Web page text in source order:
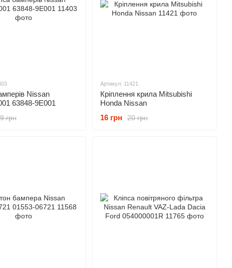
Nissan
63848-9E001
грн
Артикул: 11421
Кріплення крила Mitsubishi
Honda Nissan
20 грн
16 грн